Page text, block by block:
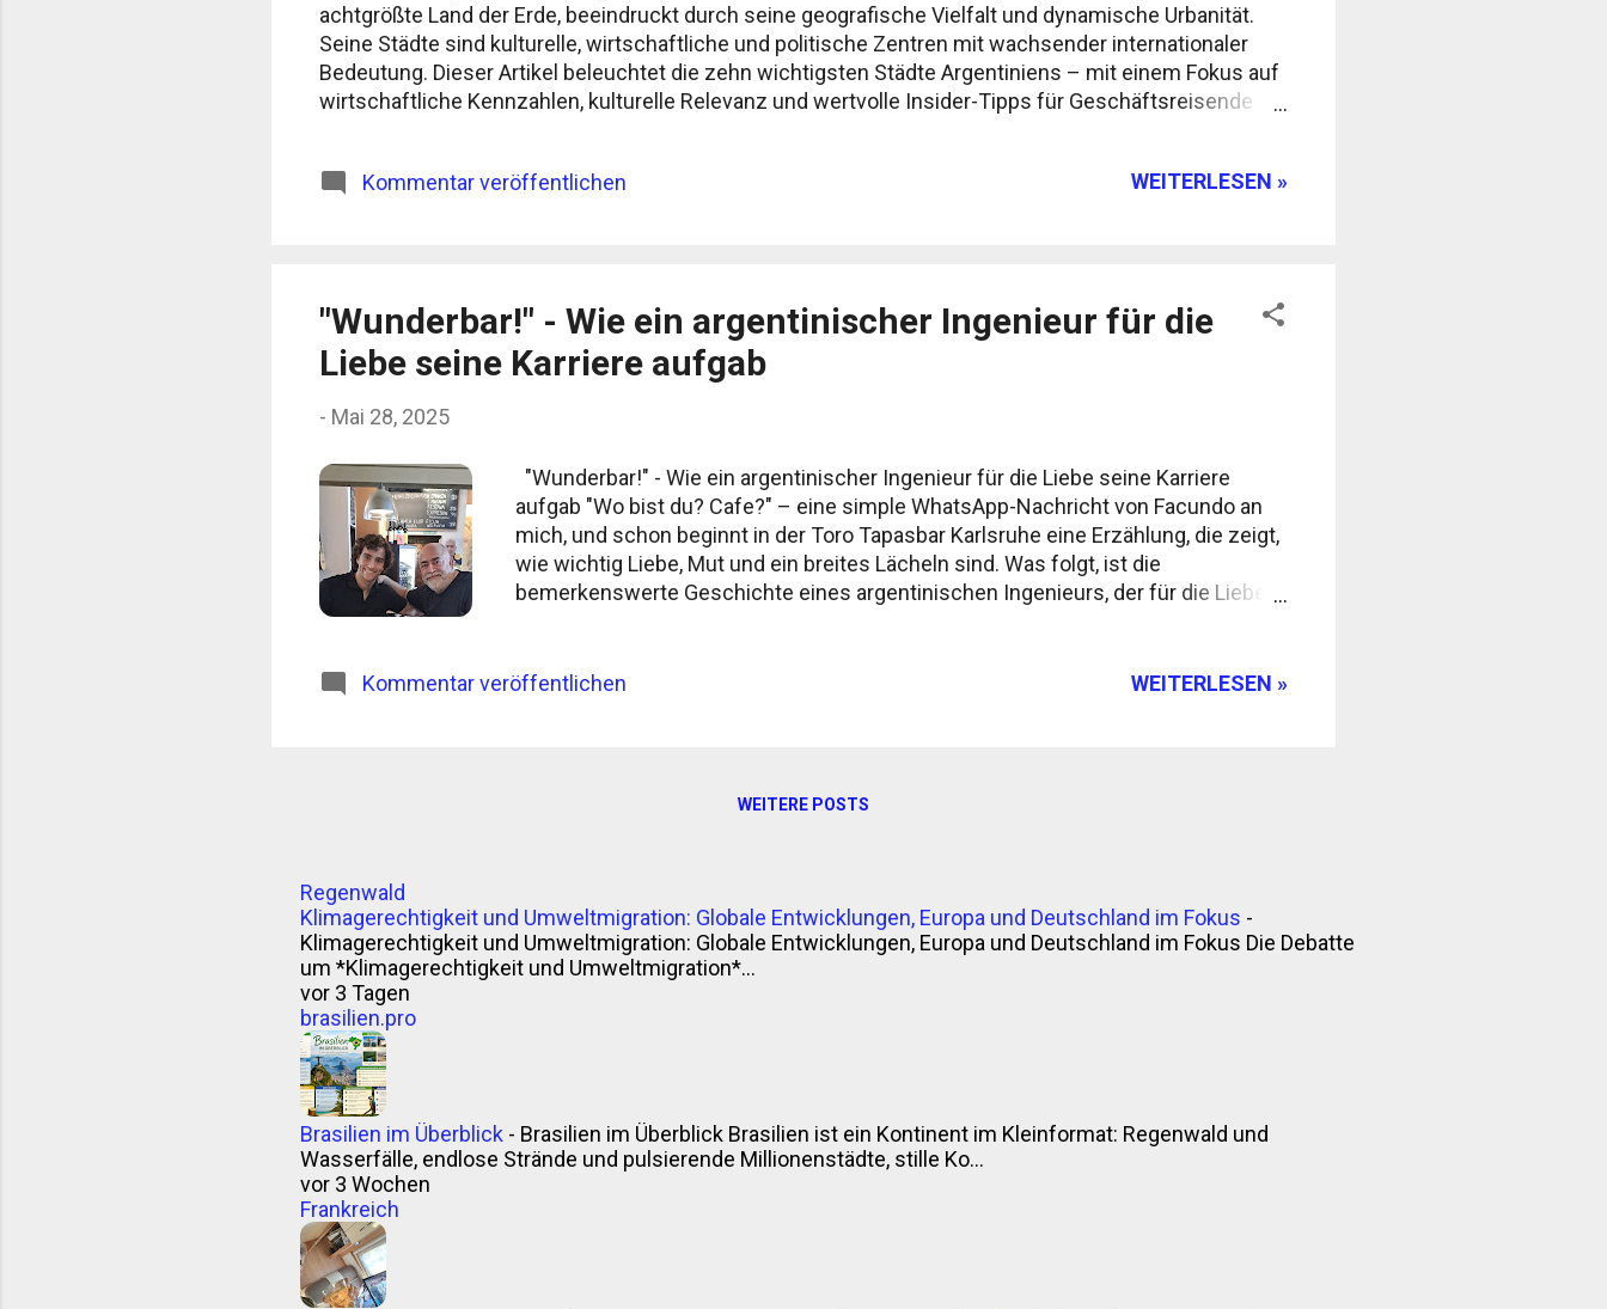
achtgrößte Land der Erde, beeindruckt durch seine geografische Vielfalt und dynamische Urbanität.
Seine Städte sind kulturelle, wirtschaftliche und politische Zentren mit wachsender internationaler
Bedeutung. Dieser Artikel beleuchtet die zehn wichtigsten Städte Argentiniens – mit einem Fokus auf
wirtschaftliche Kennzahlen, kulturelle Relevanz und wertvolle Insider-Tipps für Geschäftsreisende
Besonderheiten: Tango, europäisches Flair, kulturelle Hochburg Buenos Aires ist nicht nur die
Kommentar veröffentlichen WEITERLESEN »
"Wunderbar!" - Wie ein argentinischer Ingenieur für die
Liebe seine Karriere aufgab
- Mai 28, 2025
"Wunderbar!" - Wie ein argentinischer Ingenieur für die Liebe seine Karriere
aufgab "Wo bist du? Cafe?" – eine simple WhatsApp-Nachricht von Facundo an
mich, und schon beginnt in der Toro Tapasbar Karlsruhe eine Erzählung, die zeigt,
wie wichtig Liebe, Mut und ein breites Lächeln sind. Was folgt, ist die
bemerkenswerte Geschichte eines argentinischen Ingenieurs, der für die Liebe
charakteristischen breiten Lächeln – jenem Lächeln, das Mario sofort daran
aussieht." "Wunderbar!", ruft Facundo zur Begrüßung – ein Wort, das eine
Kommentar veröffentlichen WEITERLESEN »
WEITERE POSTS
Regenwald
Klimagerechtigkeit und Umweltmigration: Globale Entwicklungen, Europa und Deutschland im Fokus -
Klimagerechtigkeit und Umweltmigration: Globale Entwicklungen, Europa und Deutschland im Fokus Die Debatte
um *Klimagerechtigkeit und Umweltmigration*...
vor 3 Tagen
brasilien.pro
Brasilien im Überblick - Brasilien im Überblick Brasilien ist ein Kontinent im Kleinformat: Regenwald und
Wasserfälle, endlose Strände und pulsierende Millionenstädte, stille Ko...
vor 3 Wochen
Frankreich